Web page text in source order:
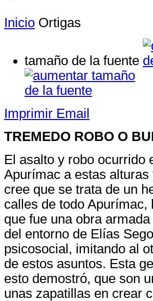
Inicio Ortigas
tamaño de la fuente
Imprimir Email
TREMEDO ROBO O
El asalto y robo ocurrido
Apurímac a estas
cree que se trata de un
calles de todo
que fue una obra
del entorno de Elías
psicosocial, imitando al
de estos asuntos. Esta
esto demostró, que son
unas zapatillas en crear